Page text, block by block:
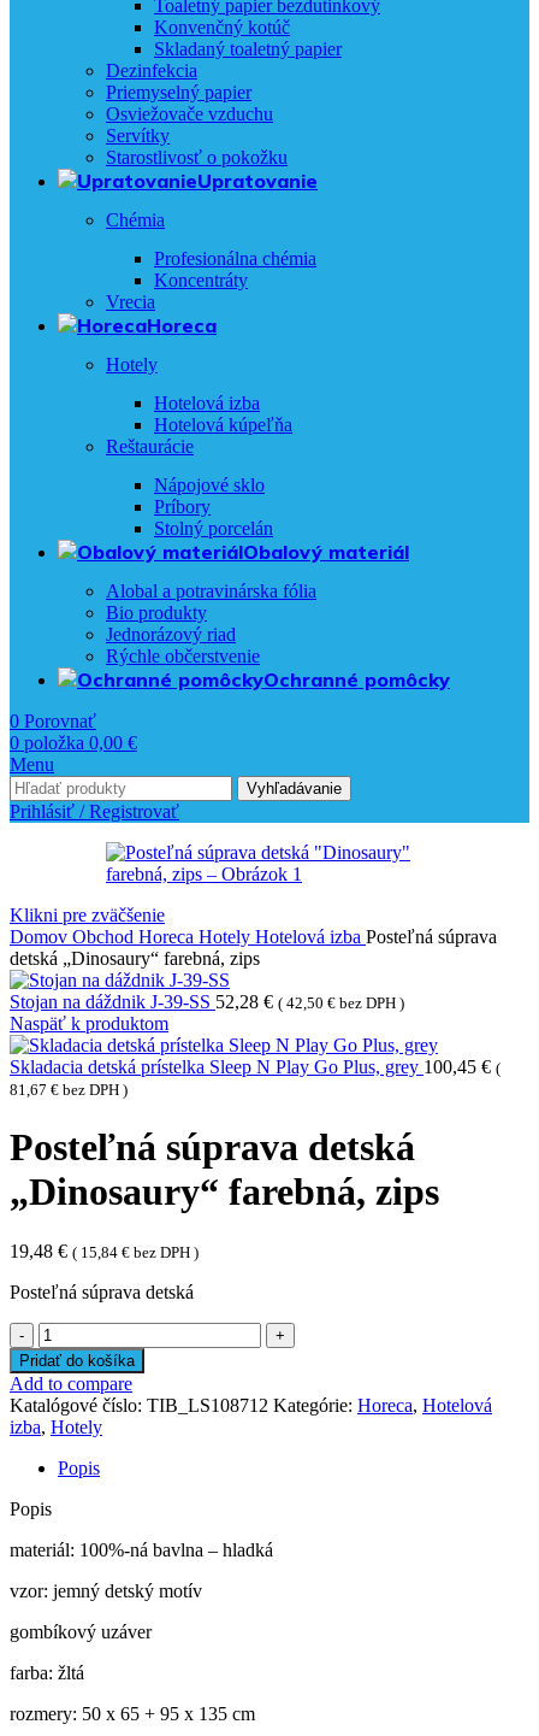
Toaletný papier bezdutinkový
Konvenčný kotúč
Skladaný toaletný papier
Dezinfekcia
Priemyselný papier
Osviežovače vzduchu
Servítky
Starostlivosť o pokožku
Upratovanie
Chémia
Profesionálna chémia
Koncentráty
Vrecia
Horeca
Hotely
Hotelová izba
Hotelová kúpeľňa
Reštaurácie
Nápojové sklo
Príbory
Stolný porcelán
Obalový materiál
Alobal a potravinárska fólia
Bio produkty
Jednorázový riad
Rýchle občerstvenie
Ochranné pomôcky
0 Porovnať
0 položka 0,00 €
Menu
Vyhľadávanie
Prihlásiť / Registrovať
Klikni pre zväčšenie
Domov Obchod Horeca Hotely Hotelová izba Posteľná súprava
detská „Dinosaury“ farebná, zips
Stojan na dáždnik J-39-SS 52,28 € ( 42,50 € bez DPH )
Naspäť k produktom
Skladacia detská prístelka Sleep N Play Go Plus, grey 100,45 € (
81,67 € bez DPH )
Posteľná súprava detská
„Dinosaury“ farebná, zips
19,48 € ( 15,84 € bez DPH )
Posteľná súprava detská
množstvo
Posteľná
súprava
detská
"Dinosaury"
farebná,
zips
Pridať do košíka
Add to compare
Katalógové číslo: TIB_LS108712 Kategórie: Horeca, Hotelová
izba, Hotely
Popis
Popis
materiál: 100%-ná bavlna – hladká
vzor: jemný detský motív
gombíkový uzáver
farba: žltá
rozmery: 50 x 65 + 95 x 135 cm